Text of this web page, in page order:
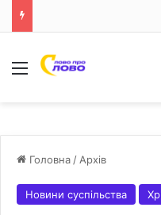
Меню
Головна / Архів
Новини суспільства